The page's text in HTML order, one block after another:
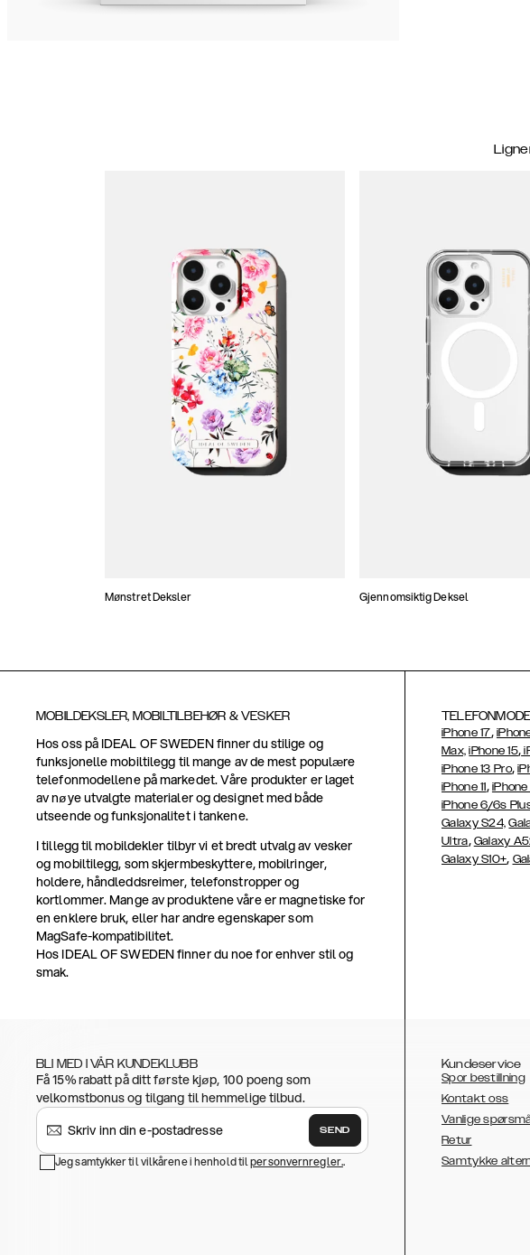
Mønstret Deksler Gjennomsiktig Deksel
MOBILDEKSLER, MOBILTILBEHØR & VESKER
Hos oss på IDEAL OF SWEDEN finner du stilige og
funksjonelle mobiltilegg til mange av de mest populære
telefonmodellene på markedet. Våre produkter er laget
av nøye utvalgte materialer og designet med både
utseende og funksjonalitet i tankene.
I tillegg til mobildekler tilbyr vi et bredt utvalg av vesker
og mobiltilegg, som skjermbeskyttere, mobilringer,
holdere, håndleddsreimer, telefonstropper og
kortlommer. Mange av produktene våre er magnetiske for
en enklere bruk, eller har andre egenskaper som
MagSafe-kompatibilitet.
Hos IDEAL OF SWEDEN finner du noe for enhver stil og
smak.
iPhone 17,
Max, iPhone 15,
iPhone 13 Pro,
iPhone 11, iPhone
iPhone 6/6s
Galaxy S24,
Ultra, Galaxy
Galaxy S10+,
BLI MED I VÅR KUNDEKLUBB
Få 15% rabatt på ditt første kjøp, 100 poeng som
velkomstbonus og tilgang til hemmelige tilbud.
SEND
Jeg samtykker til vilkårene i henhold tilpersonvernregler..
Kundeservice
Spor bestillning
Kontakt oss
Vanlige
Retur
Samtykke